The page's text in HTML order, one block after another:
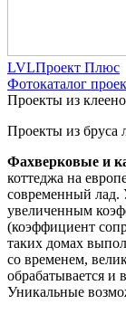
LVLПроект Плюс
Фотокаталог
Проекты из
Проекты из бруса
Фахверковые и
коттеджа на
современный лад.
увеличенным
(коэффициент
таких домах
со временем,
обрабатывается и
Уникальные